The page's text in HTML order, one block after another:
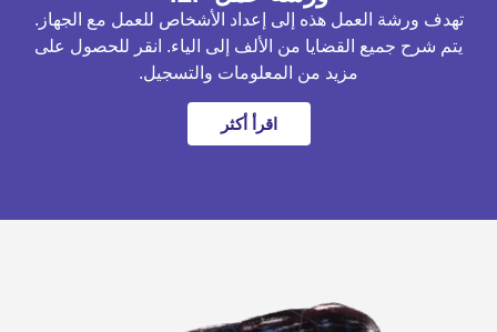
تهدف ورشة العمل هذه إلى إعداد الأشخاص للعمل مع الجهاز.
يتم شرح جميع القضايا من الألف إلى الياء. انقر للحصول على
مزيد من المعلومات والتسجيل.
اقرأ أكثر